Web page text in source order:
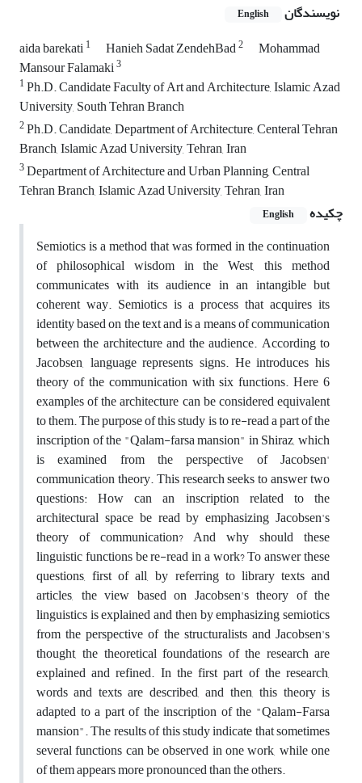
نویسندگان English
aida barekati1 Hanieh Sadat ZendehBad2
Mohammad
Mansour Falamaki3
1Ph.D. Candidate Faculty of Art and Architecture, Islamic Azad
University, South Tehran Branch
2Ph.D. Candidate, Department of Architecture, Centeral Tehran
Branch, Islamic Azad University, Tehran, Iran
3Department of Architecture and Urban Planning, Central
Tehran Branch, Islamic Azad University, Tehran, Iran
چکیده
English
Semiotics is a method that was formed in the continuation
of philosophical wisdom in the West, this method
communicates with its audience in an intangible but
coherent way. Semiotics is a process that acquires its
identity based on the text and is a means of communication
between the architecture and the audience. According to
Jacobsen, language represents signs. He introduces his
theory of the communication with six functions. Here 6
examples of the architecture can be considered equivalent
to them. The purpose of this study is to re-read a part of the
inscription of the "Qalam-farsa mansion" in Shiraz, which
is examined from the perspective of Jacobsen'
communication theory. This research seeks to answer two
questions: How can an inscription related to the
architectural space be read by emphasizing Jacobsen's
theory of communication? And why should these
linguistic functions be re-read in a work? To answer these
questions, first of all, by referring to library texts and
articles, the view based on Jacobsen's theory of the
linguistics is explained and then by emphasizing semiotics
from the perspective of the structuralists and Jacobsen's
thought, the theoretical foundations of the research are
explained and refined. In the first part of the research,
words and texts are described, and then, this theory is
adapted to a part of the inscription of the "Qalam-Farsa
mansion". The results of this study indicate that sometimes
several functions can be observed in one work, while one
of them appears more pronounced than the others.